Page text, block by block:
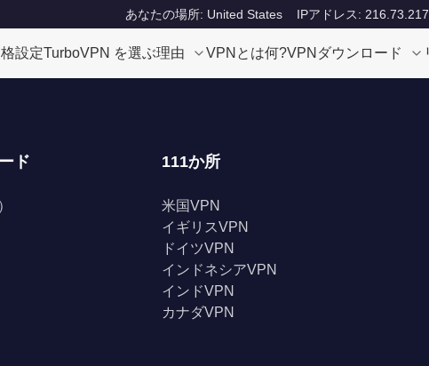
あなたの場所: United States IPアドレス:
設定TurboVPN を選ぶ理由 VPNとは何?VPNダウンロード
ド 111か所
米国VPN
イギリスVPN
ドイツVPN
インドネシアVPN
インドVPN
カナダVPN